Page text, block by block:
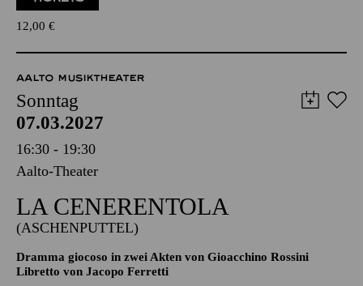
HER:VOICE SPEZIAL
12,00€
AALTO MUSIKTHEATER
Sonntag
07.03.2027
16:30 - 19:30
Aalto-Theater
LA CENE­RENTOLA
(ASCHENPUTTEL)